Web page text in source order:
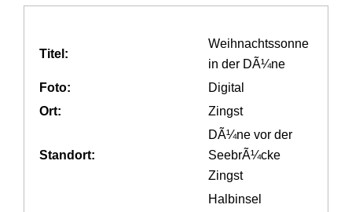
Titel:
Weihnachtssonne
in der DÃ¼ne
Foto:
Digital
Ort:
Zingst
Standort:
DÃ¼ne vor der
SeebrÃ¼cke
Zingst
Halbinsel